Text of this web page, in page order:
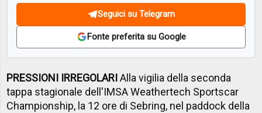
Seguici su Telegram
Fonte preferita su Google
PRESSIONI IRREGOLARI Alla vigilia della seconda
tappa stagionale dell'IMSA Weathertech Sportscar
Championship, la 12 ore di Sebring, nel paddock della